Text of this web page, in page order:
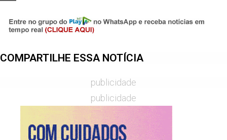
COMPARTILHE ESSA NOTÍCIA
publicidade
publicidade